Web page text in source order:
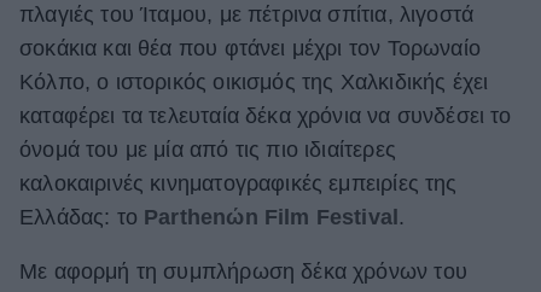
Αφιερώματα
ΒΟΞ
Χωρίς Ταμπέλες
πλαγιές του Ίταμου, με πέτρινα σπίτια, λιγοστά
σοκάκια και θέα που φτάνει μέχρι τον Τορωναίο
Κόλπο, ο ιστορικός οικισμός της Χαλκιδικής έχει
καταφέρει τα τελευταία δέκα χρόνια να συνδέσει το
όνομά του με μία από τις πιο ιδιαίτερες
καλοκαιρινές κινηματογραφικές εμπειρίες της
Ελλάδας: το Parthenώn Film Festival.
Με αφορμή τη συμπλήρωση δέκα χρόνων του